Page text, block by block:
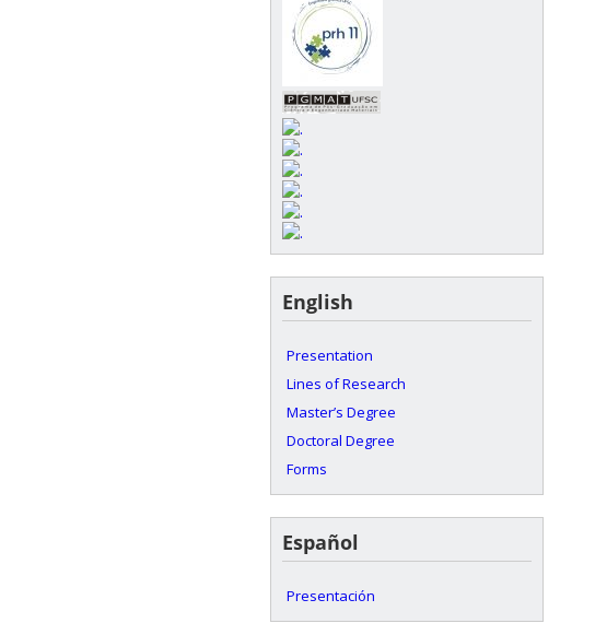
English
Presentation
Lines of Research
Master’s Degree
Doctoral Degree
Forms
Español
Presentación